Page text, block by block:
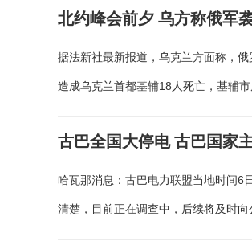
北约峰会前夕 乌方称俄军
据法新社最新报道，乌克兰方面称，
造成乌克兰首都基辅18人死亡，基辅
古巴全国大停电 古巴国家
哈瓦那消息：古巴电力联盟当地时间6
清楚，目前正在调查中，后续将及时向